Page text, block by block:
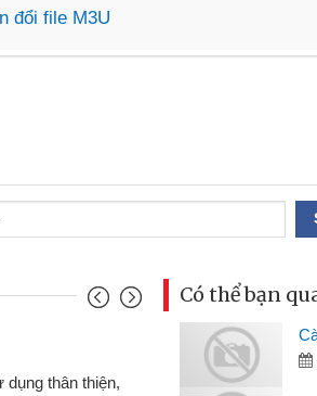
đổi file M3U
cầm cố chiếc xe wave
Có thể bạn